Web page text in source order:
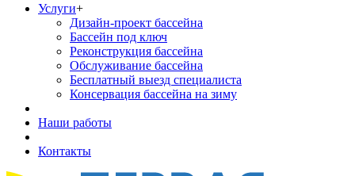
Услуги+
Дизайн-проект бассейна
Бассейн под ключ
Реконструкция бассейна
Обслуживание бассейна
Бесплатный выезд специалиста
Консервация бассейна на зиму
Наши работы
Контакты